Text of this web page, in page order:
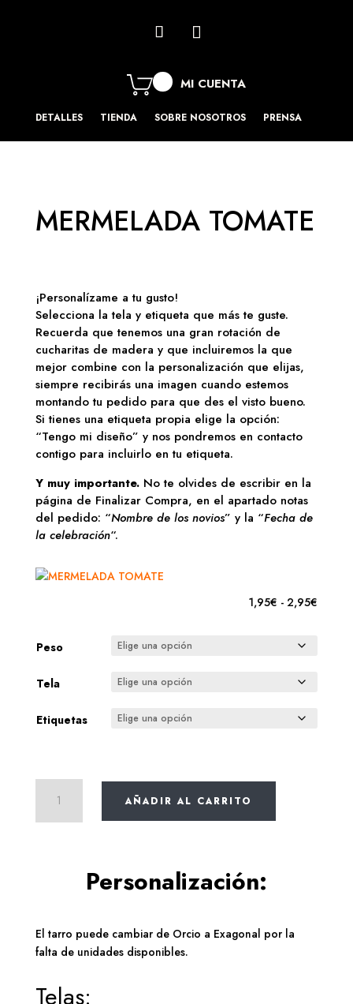
MI CUENTA
DETALLES TIENDA SOBRE NOSOTROS PRENSA
MERMELADA TOMATE
¡Personalízame a tu gusto!
Selecciona la tela y etiqueta que más te guste.
Recuerda que tenemos una gran rotación de
cucharitas de madera y que incluiremos la que
mejor combine con la personalización que elijas,
siempre recibirás una imagen cuando estemos
montando tu pedido para que des el visto bueno.
Si tienes una etiqueta propia elige la opción:
“Tengo mi diseño” y nos pondremos en contacto
contigo para incluirlo en tu etiqueta.
Y muy importante.No te olvides de escribir en la
página de Finalizar Compra, en el apartado notas
del pedido: “Nombre de los novios” y la “Fecha de
la celebración“.
1,95€ - 2,95€
Peso
Tela
Etiquetas
TOMATE
cantidad
AÑADIR AL CARRITO
Personalización:
El tarro puede cambiar de Orcio a Exagonal por la
falta de unidades disponibles.
Telas: